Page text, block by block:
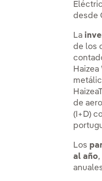
desde
La
de los
de
(I+D)
Los
al año